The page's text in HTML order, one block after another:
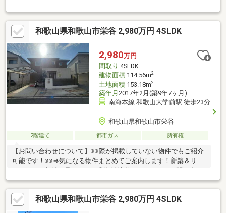
ス：都市ガス
和歌山県和歌山市栄谷 2,980万円 4SLDK
2,980万円
間取り 4SLDK
建物面積114.56m2
土地面積153.18m2
築年月 2017年2月(築9年7ヶ月)
南海本線 和歌山大学前駅 徒歩23分
和歌山県和歌山市栄谷
2階建て 都市ガス 所有権
【お問い合わせについて】※※際が掲載していない物件でもご紹介
可能です！※※⇒気になる物件まとめてご案内します！新築＆リフ
せは24時間受付中♪◎18時以降のご見学ご相談・オンライン対
応・女性スタッフ対応も可能♪詳細資料のご請求・物件見学のご依
頼はお気軽に「お電話」または「資料請求ボタン」からお問い合
わせください！【住宅ローン相談会開催中】初めてでご不安な
和歌山県和歌山市栄谷 2,980万円 4SLDK